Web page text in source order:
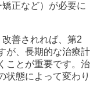
正など）が必要に
善されれば、第2
が、長期的な治療計
ことが重要です。治
状態によって変わり